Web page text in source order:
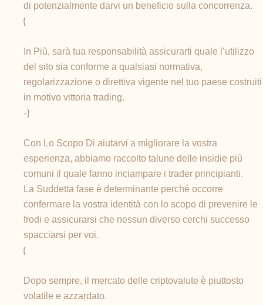
di potenzialmente darvi un beneficio sulla concorrenza.
{
In Più, sarà tua responsabilità assicurarti quale l’utilizzo
del sito sia conforme a qualsiasi normativa,
regolarizzazione o direttiva vigente nel tuo paese costruiti
in motivo vittoria trading.
-}
Con Lo Scopo Di aiutarvi a migliorare la vostra
esperienza, abbiamo raccolto talune delle insidie più
comuni il quale fanno inciampare i trader principianti.
La Suddetta fase è determinante perché occorre
confermare la vostra identità con lo scopo di prevenire le
frodi e assicurarsi che nessun diverso cerchi successo
spacciarsi per voi.
{
Dopo sempre, il mercato delle criptovalute è piuttosto
volatile e azzardato.